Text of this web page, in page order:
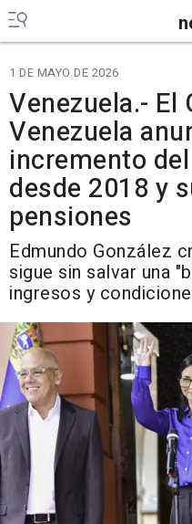
1 DE MAYO DE 2026
Venezuela.- El
Venezuela
incremento
desde 2018 y
pensiones
Edmundo González
sigue sin salvar una
ingresos y